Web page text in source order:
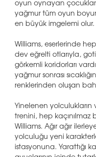
oyun oynayan
yağmur tüm oyun
en büyük imgelemi olur.
Williams, eserlerinde
dev eğrelti otlarıyla,
görkemli koridorları
yağmur sonrası
renklerinden oluşan
Yinelenen
trenini, hep kaçınılmaz
Williams. Ağır ağır
yolculuğu yeni
istasyonuna. Yarattığı